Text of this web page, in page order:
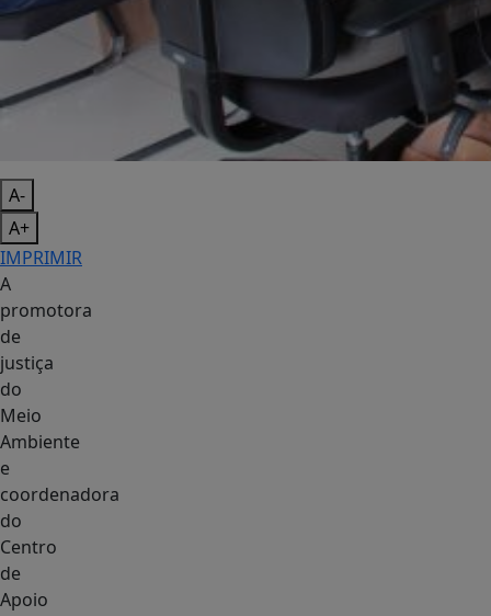
A-
A+
IMPRIMIR
A
promotora
de
justiça
do
Meio
Ambiente
e
coordenadora
do
Centro
de
Apoio